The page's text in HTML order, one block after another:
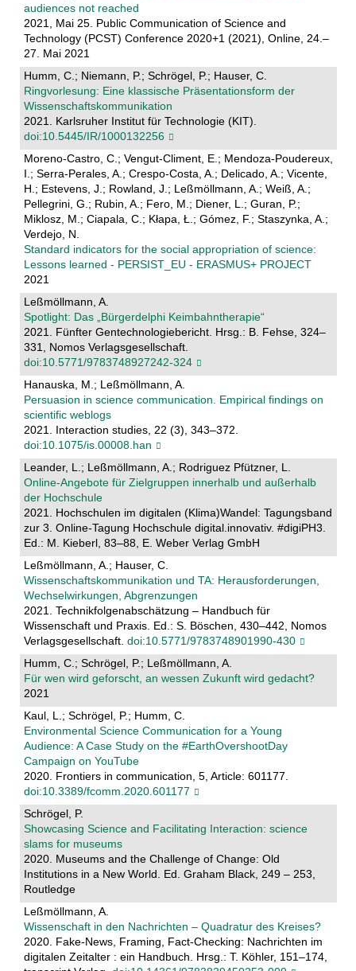
audiences not reached
2021, Mai 25. Public Communication of Science and
Technology (PCST) Conference 2020+1 (2021), Online, 24.–
27. Mai 2021
Humm, C.; Niemann, P.; Schrögel, P.; Hauser, C.
Ringvorlesung: Eine klassische Präsentationsform der
Wissenschaftskommunikation
2021. Karlsruher Institut für Technologie (KIT).
doi:10.5445/IR/1000132256
Moreno-Castro, C.; Vengut-Climent, E.; Mendoza-Poudereux,
I.; Serra-Perales, A.; Crespo-Costa, A.; Delicado, A.; Vicente,
H.; Estevens, J.; Rowland, J.; Leßmöllmann, A.; Weiß, A.;
Pellegrini, G.; Rubin, A.; Fero, M.; Diener, L.; Guran, P.;
Miklosz, M.; Ciapala, C.; Kłapa, Ł.; Gómez, F.; Staszynka, A.;
Verdejo, N.
Standard indicators for the social appropriation of science:
Lessons learned - PERSIST_EU - ERASMUS+ PROJECT
2021
Leßmöllmann, A.
Spotlight: Das „Bürgerdelphi Keimbahntherapie“
2021. Fünfter Gentechnologiebericht. Hrsg.: B. Fehse, 324–
331, Nomos Verlagsgesellschaft.
doi:10.5771/9783748927242-324
Hanauska, M.; Leßmöllmann, A.
Persuasion in science communication. Empirical findings on
scientific weblogs
2021. Interaction studies, 22 (3), 343–372.
doi:10.1075/is.00008.han
Leander, L.; Leßmöllmann, A.; Rodriguez Pfützner, L.
Online-Angebote für Zielgruppen innerhalb und außerhalb
der Hochschule
2021. Hochschulen im digitalen (Klima)Wandel: Tagungsband
zur 3. Online-Tagung Hochschule digital.innovativ. #digiPH3.
Ed.: M. Kieberl, 83–88, E. Weber Verlag GmbH
Leßmöllmann, A.; Hauser, C.
Wissenschaftskommunikation und TA: Herausforderungen,
Wechselwirkungen, Abgrenzungen
2021. Technikfolgenabschätzung – Handbuch für
Wissenschaft und Praxis. Ed.: S. Böschen, 430–442, Nomos
Verlagsgesellschaft. doi:10.5771/9783748901990-430
Humm, C.; Schrögel, P.; Leßmöllmann, A.
Für wen wird geforscht, an wessen Zukunft wird gedacht?
2021
Kaul, L.; Schrögel, P.; Humm, C.
Environmental Science Communication for a Young
Audience: A Case Study on the #EarthOvershootDay
Campaign on YouTube
2020. Frontiers in communication, 5, Article: 601177.
doi:10.3389/fcomm.2020.601177
Schrögel, P.
Showcasing Science and Facilitating Interaction: science
slams for museums
2020. Museums and the Challenge of Change: Old
Institutions in a New World. Ed. Graham Black, 249 – 253,
Routledge
Leßmöllmann, A.
Wissenschaft in den Nachrichten – Quadratur des Kreises?
2020. Fake-News, Framing, Fact-Checking: Nachrichten im
digitalen Zeitalter : ein Handbuch. Hrsg.: T. Köhler, 151–174,